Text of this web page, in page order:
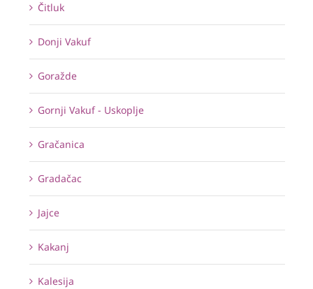
Čitluk
Donji Vakuf
Goražde
Gornji Vakuf - Uskoplje
Gračanica
Gradačac
Jajce
Kakanj
Kalesija